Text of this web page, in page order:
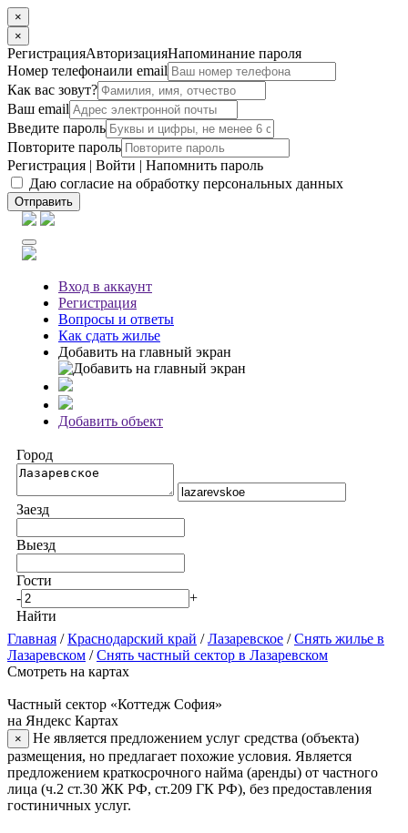
×
×
РегистрацияАвторизацияНапоминание пароля
Номер телефонаили email
Как вас зовут?
Ваш email
Введите пароль
Повторите пароль
Регистрация | Войти | Напомнить пароль
Даю согласие на обработку персональных данных
Отправить
Вход в аккаунт
Регистрация
Вопросы и ответы
Как сдать жилье
Добавить на главный экран
Добавить объект
Город
Заезд
Выезд
Гости
-
+
Найти
Главная /Краснодарский край /Лазаревское /Снять жилье в
Лазаревском /Снять частный сектор в Лазаревском
Смотреть на картах
Частный сектор «Коттедж София»
на Яндекс Картах
×
Не является предложением услуг средства (объекта)
размещения, но предлагает похожие условия. Является
предложением краткосрочного найма (аренды) от частного
лица (ч.2 ст.30 ЖК РФ, ст.209 ГК РФ), без предоставления
гостиничных услуг.